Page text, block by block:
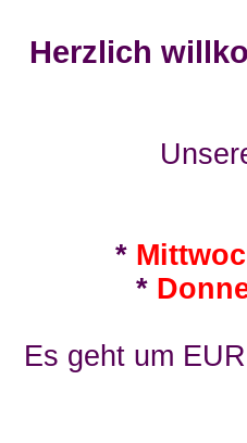
Herzlich
*
*
Es geht um